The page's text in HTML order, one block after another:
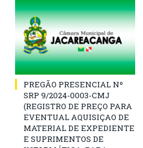
PREGÃO PRESENCIAL Nº
SRP 9/2024-0003-CMJ
(REGISTRO DE PREÇO PARA
EVENTUAL AQUISIÇAO DE
MATERIAL DE EXPEDIENTE
E SUPRIMENTOS DE